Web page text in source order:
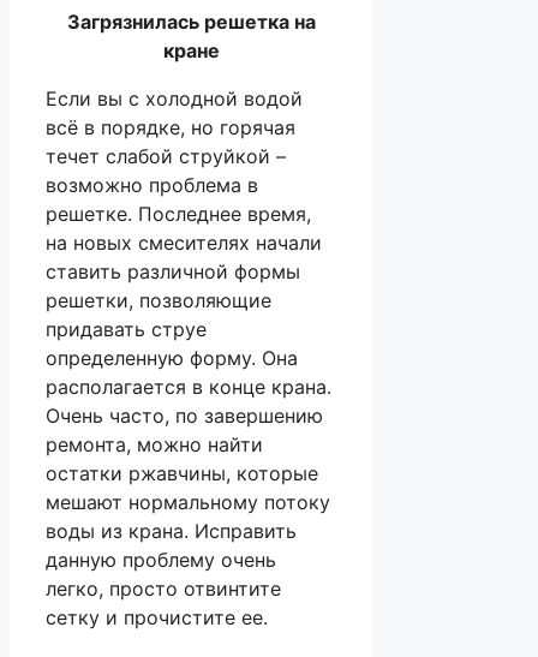
Загрязнилась решетка на
кране
Если вы с холодной водой
всё в порядке, но горячая
течет слабой струйкой –
возможно проблема в
решетке. Последнее время,
на новых смесителях начали
ставить различной формы
решетки, позволяющие
придавать струе
определенную форму. Она
располагается в конце крана.
Очень часто, по завершению
ремонта, можно найти
остатки ржавчины, которые
мешают нормальному потоку
воды из крана. Исправить
данную проблему очень
легко, просто отвинтите
сетку и прочистите ее.